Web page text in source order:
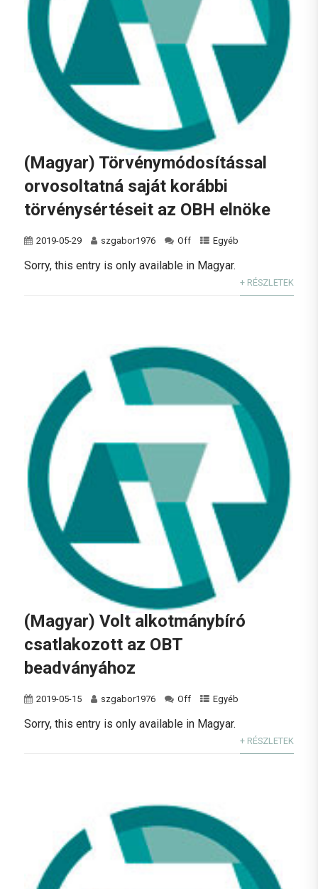
(Magyar) Törvénymódosítással
orvosoltatná saját korábbi
törvénysértéseit az OBH elnöke
2019-05-29 szgabor1976 Off Egyéb
Sorry, this entry is only available in Magyar.
+ RÉSZLETEK
(Magyar) Volt alkotmánybíró
csatlakozott az OBT
beadványához
2019-05-15 szgabor1976 Off Egyéb
Sorry, this entry is only available in Magyar.
+ RÉSZLETEK